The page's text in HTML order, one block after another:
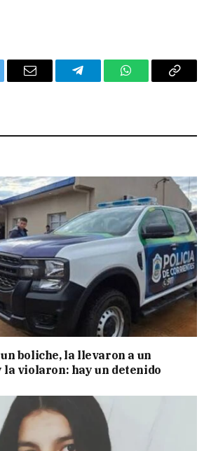
Email TelegramWhatsAppCopy
boliche, la llevaron a un
violaron: hay un detenido